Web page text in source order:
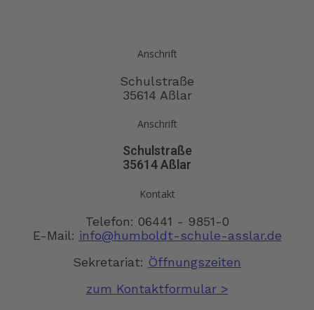
Anschrift
Schulstraße
35614 Aßlar
Anschrift
Schulstraße
35614 Aßlar
Kontakt
Telefon: 06441 - 9851-0
E-Mail: info@humboldt-schule-asslar.de
Sekretariat: Öffnungszeiten
zum Kontaktformular >